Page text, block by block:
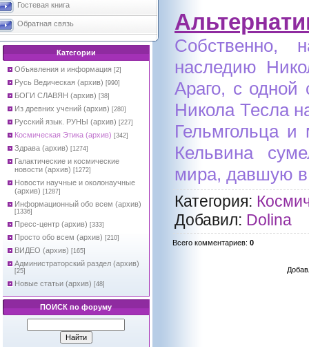
Гостевая книга
Обратная связь
Категории
Объявления и информация [2]
Русь Ведическая (архив) [990]
БОГИ СЛАВЯН (архив) [38]
Из древних учений (архив) [280]
Русский язык. РУНЫ (архив) [227]
Космическая Этика (архив) [342]
Здрава (архив) [1274]
Галактические и космические
новости (архив) [1272]
Новости научные и околонаучные
(архив) [1287]
Информационный обо всем (архив)
[1336]
Пресс-центр (архив) [333]
Просто обо всем (архив) [210]
ВИДЕО (архив) [165]
Администраторский раздел (архив)
[25]
Новые статьи (архив) [48]
ПОИСК по форуму
Собственно,
наследию
Араго, с одной
Никола Тесла
Гельмгольца
Кельвина
мира, давшую в
Категория:
Добавил: Dolina
Всего комментариев: 0